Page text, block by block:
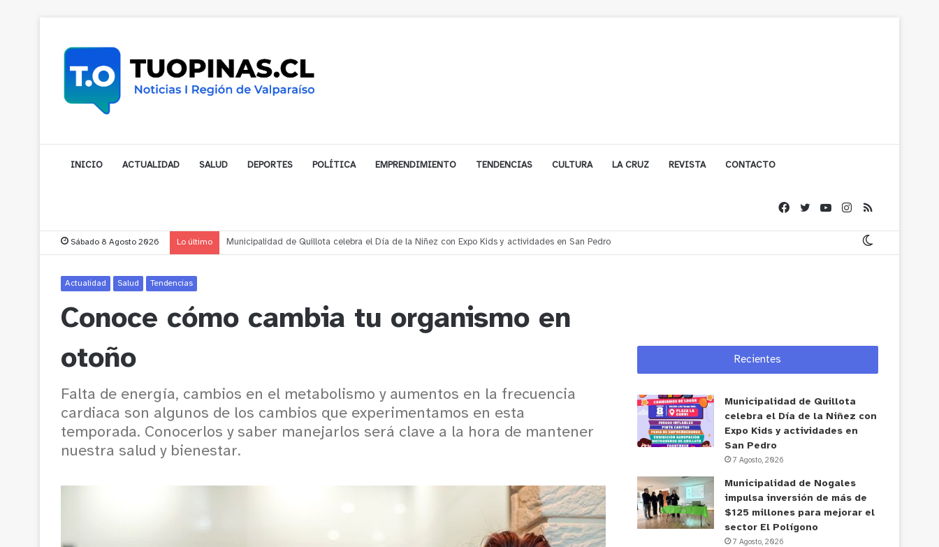
INICIO ACTUALIDAD SALUD DEPORTES POLÍTICA EMPRENDIMIENTO TENDENCIAS CULTURA LA CRUZ REVISTA CONTACTO
Sábado 8 Agosto 2026 Lo último Municipalidad de Nogales impulsa inversión de más de $125 millones para mejorar el sector El Polígono
Actualidad Salud Tendencias
Conoce cómo cambia tu organismo en
otoño
Falta de energía, cambios en el metabolismo y aumentos en la frecuencia
cardiaca son algunos de los cambios que experimentamos en esta
temporada. Conocerlos y saber manejarlos será clave a la hora de mantener
nuestra salud y bienestar.
Recientes
Municipalidad de Quillota
celebra el Día de la Niñez con
Expo Kids y actividades en
San Pedro
7 Agosto, 2026
Municipalidad de Nogales
impulsa inversión de más de
$125 millones para mejorar el
sector El Polígono
7 Agosto, 2026